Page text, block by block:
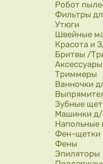
Робот
Фильтры
Утюги
Швейные
Красота и
Бритвы /
Триммеры
Ванночки
Зубные
Машинки
Напольные
Фен-щетки
Фены
Эпиляторы